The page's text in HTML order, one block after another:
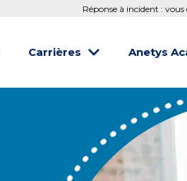
Réponse à incident :
Carrières Anetys